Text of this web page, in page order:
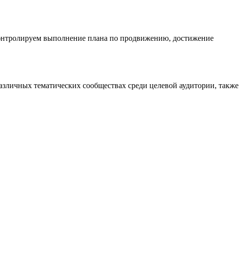
выполнение плана по продвижению, достижение
тематических сообществах среди целевой аудитории, также